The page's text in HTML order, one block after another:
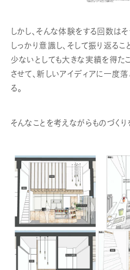
しかし、そんな体験をする回数は
しっかり意識し、そして振り返る
少ないとしても大きな実績を得た
させて、新しいアイディアに一度
る。
そんなことを考えながらものづくり